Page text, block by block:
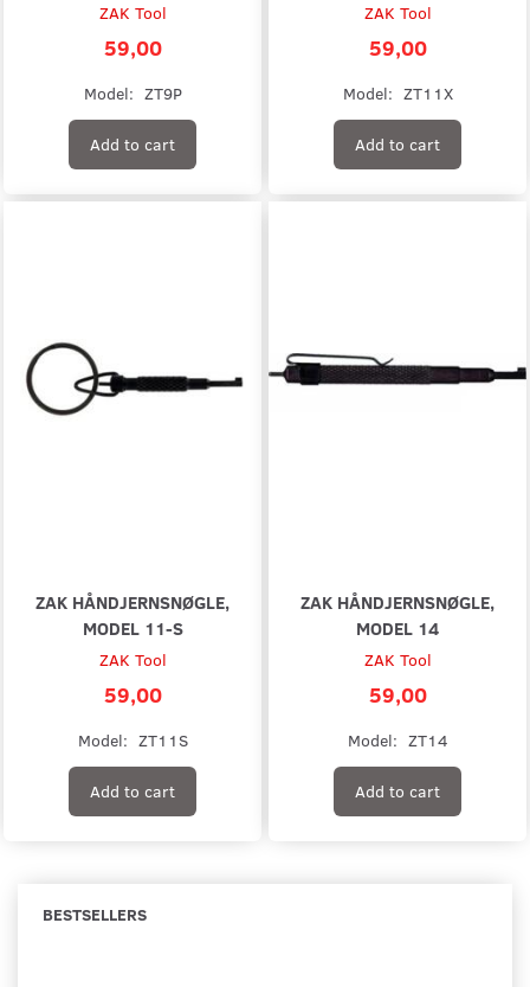
ZAK Tool
59,00
Model: ZT9P
Add to cart
ZAK Tool
59,00
Model: ZT11X
Add to cart
ZAK HÅNDJERNSNØGLE,
MODEL 11-S
ZAK Tool
59,00
Model: ZT11S
Add to cart
ZAK HÅNDJERNSNØGLE,
MODEL 14
ZAK Tool
59,00
Model: ZT14
Add to cart
BESTSELLERS